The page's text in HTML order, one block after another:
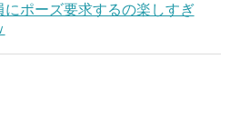
にポーズ要求するの楽しすぎ